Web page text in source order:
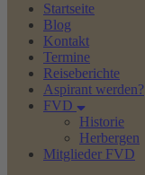
Startseite
Blog
Kontakt
Termine
Reiseberichte
Aspirant werden?
FVD
Historie
Herbergen
Mitglieder FVD